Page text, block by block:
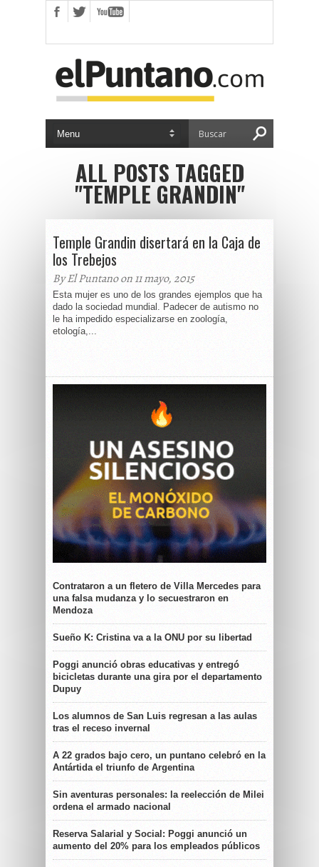
ALL POSTS TAGGED
"TEMPLE GRANDIN"
Temple Grandin disertará en la Caja de
los Trebejos
By El Puntano on 11 mayo, 2015
Esta mujer es uno de los grandes ejemplos que ha
dado la sociedad mundial. Padecer de autismo no
le ha impedido especializarse en zoología,
etología,...
Contrataron a un fletero de Villa Mercedes para
una falsa mudanza y lo secuestraron en
Mendoza
Sueño K: Cristina va a la ONU por su libertad
Poggi anunció obras educativas y entregó
bicicletas durante una gira por el departamento
Dupuy
Los alumnos de San Luis regresan a las aulas
tras el receso invernal
A 22 grados bajo cero, un puntano celebró en la
Antártida el triunfo de Argentina
Sin aventuras personales: la reelección de Milei
ordena el armado nacional
Reserva Salarial y Social: Poggi anunció un
aumento del 20% para los empleados públicos